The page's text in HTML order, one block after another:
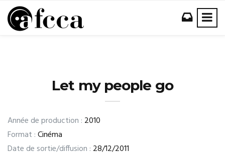
Let my people go
Année de production : 2010
Format :Cinéma
Date de sortie/diffusion : 28/12/2011